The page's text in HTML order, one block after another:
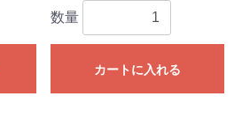
数量
カートに入れる